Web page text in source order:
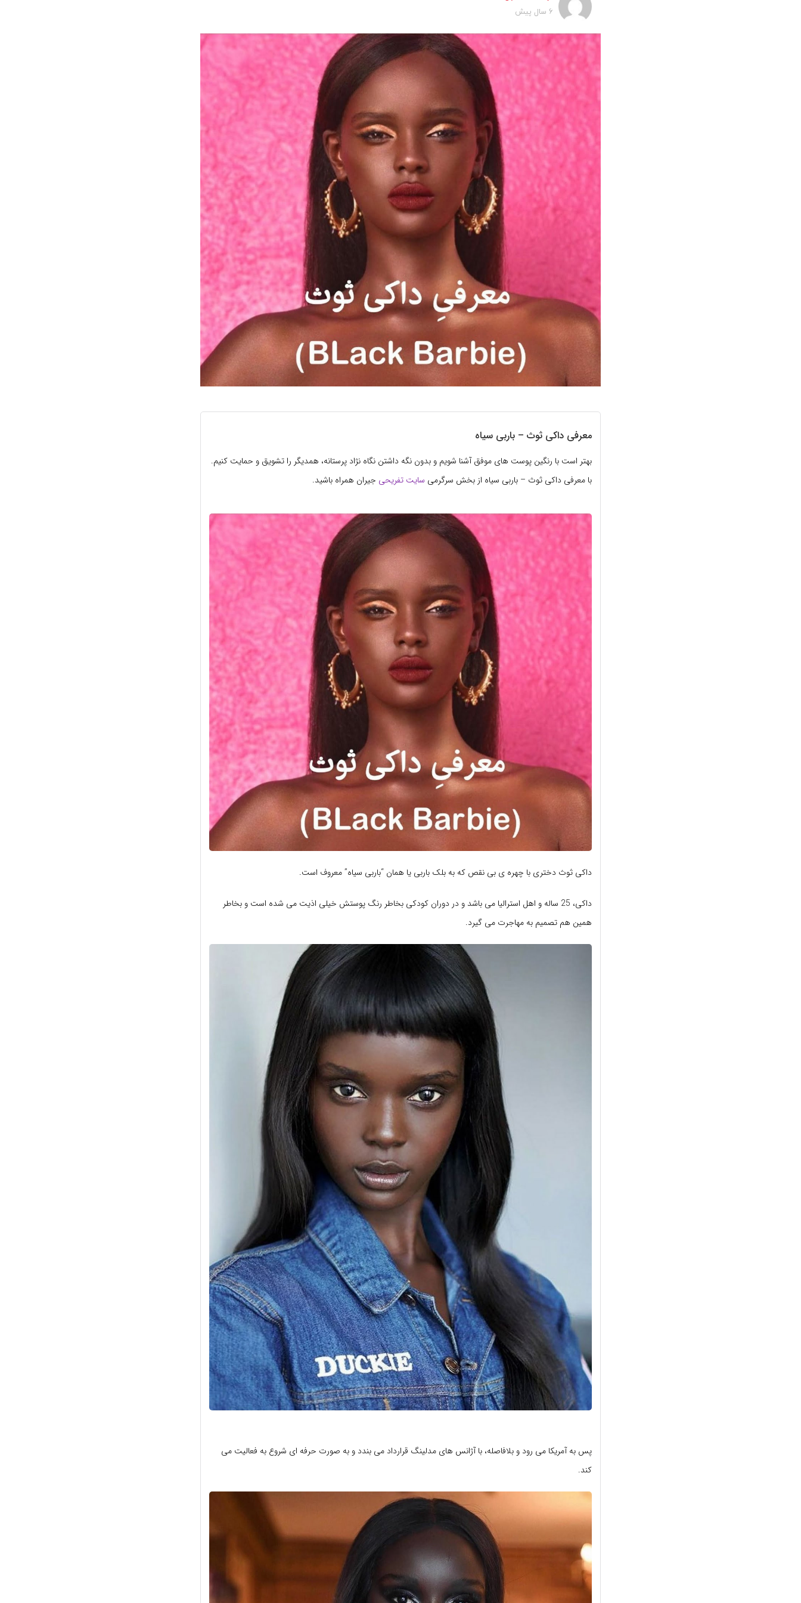
6 سال پیش
معرفی داکی ثوث – باربی سیاه
بهتر است با رنگین پوست های موفق آشنا شویم و بدون نگه داشتن نگاه نژاد پرستانه، همدیگر را تشویق و حمایت کنیم.
با معرفی داکی ثوث – باربی سیاه از بخش سرگرمی سایت تفریحی جیران همراه باشید.
داکی ثوث دختری با چهره ی بی نقص که به بلک باربی یا همان “باربی سیاه” معروف است.
داکی، 25 ساله و اهل استرالیا می باشد و در دوران کودکی بخاطر رنگ پوستش خیلی اذیت می شده است و بخاطر
همین هم تصمیم به مهاجرت می گیرد.
پس به آمریکا می رود و بلافاصله، با آژانس های مدلینگ قرارداد می بندد و به صورت حرفه ای شروع به فعالیت می
کند.